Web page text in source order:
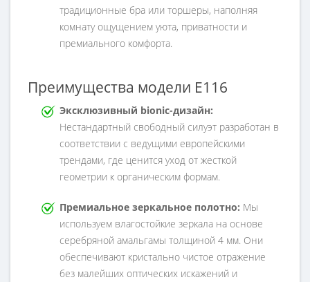
традиционные бра или торшеры, наполняя
комнату ощущением уюта, приватности и
премиального комфорта.
Преимущества модели E116
Эксклюзивный bionic-дизайн:
Нестандартный свободный силуэт разработан в
соответствии с ведущими европейскими
трендами, где ценится уход от жесткой
геометрии к органическим формам.
Премиальное зеркальное полотно: Мы
используем влагостойкие зеркала на основе
серебряной амальгамы толщиной 4 мм. Они
обеспечивают кристально чистое отражение
без малейших оптических искажений и